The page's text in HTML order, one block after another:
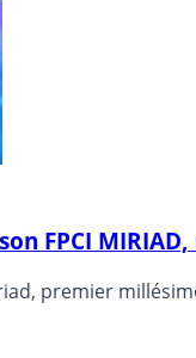
FPCI
premier